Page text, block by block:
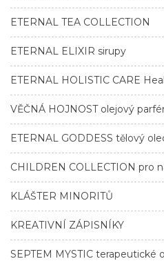
ETERNAL TEA COLLECTION
ETERNAL ELIXIR sirupy
ETERNAL HOLISTIC CARE
VĚČNÁ HOJNOST olejový
ETERNAL GODDESS tělový
CHILDREN COLLECTION pro
KLÁŠTER MINORITŮ
KREATIVNÍ ZÁPISNÍKY
SEPTEM MYSTIC terapeutické